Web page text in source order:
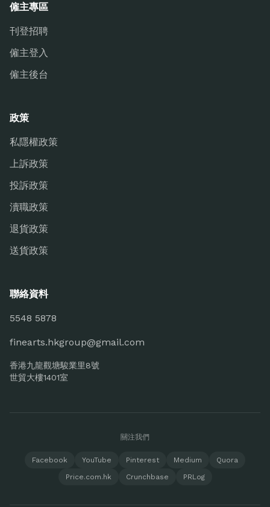
僱主專區
刊登招聘
僱主登入
僱主後台
政策
私隱權政策
上訴政策
投訴政策
瀆職政策
退貨政策
送貨政策
聯絡資料
5548 5878
finearts.hkgroup@gmail.com
香港九龍觀塘駿業里8號
世貿大樓1401室
關注我們
Facebook YouTube Pinterest Medium
Quora
Price.com.hk
Crunchbase PRLog